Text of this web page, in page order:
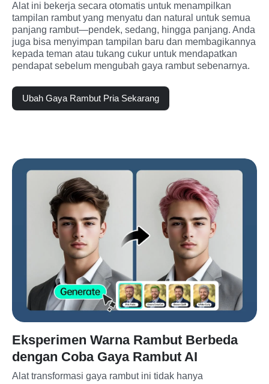
Alat ini bekerja secara otomatis untuk menampilkan
tampilan rambut yang menyatu dan natural untuk semua
panjang rambut—pendek, sedang, hingga panjang. Anda
juga bisa menyimpan tampilan baru dan membagikannya
kepada teman atau tukang cukur untuk mendapatkan
pendapat sebelum mengubah gaya rambut sebenarnya.
Ubah Gaya Rambut Pria Sekarang
Eksperimen Warna Rambut Berbeda
dengan Coba Gaya Rambut AI
Alat transformasi gaya rambut ini tidak hanya